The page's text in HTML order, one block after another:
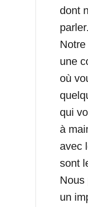
dont
parler.
une
où
qui
à
avec
sont
Nous
un